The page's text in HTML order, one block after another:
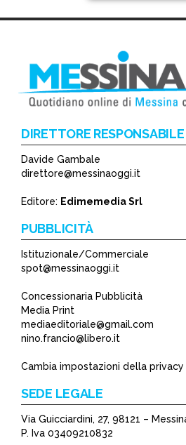
*
DIRETTORE RESPONSABILE
Davide Gambale
direttore@messinaoggi.it
Editore: Edimemedia Srl
PUBBLICITÀ
Istituzionale/Commerciale
spot@messinaoggi.it
Concessionaria Pubblicità
Media Print
mediaeditoriale@gmail.com
nino.francio@libero.it
Cambia impostazioni della privacy
SEDE LEGALE
Via Guicciardini, 27, 98121 –
P. Iva 03409210832